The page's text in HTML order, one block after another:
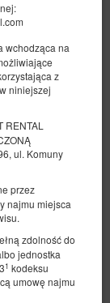
wchodząca na
z
niniejszej
ul. Komuny
przez
najmu miejsca
zdolność do
jednostka
1 kodeksu
umowę najmu